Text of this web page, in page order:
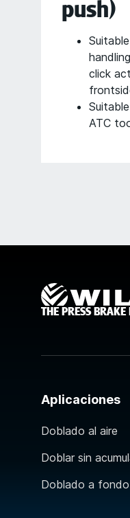
push)
click
ATC
THE PRESS
Aplicaciones
Doblado al aire
Doblar sin
Doblado a fondo